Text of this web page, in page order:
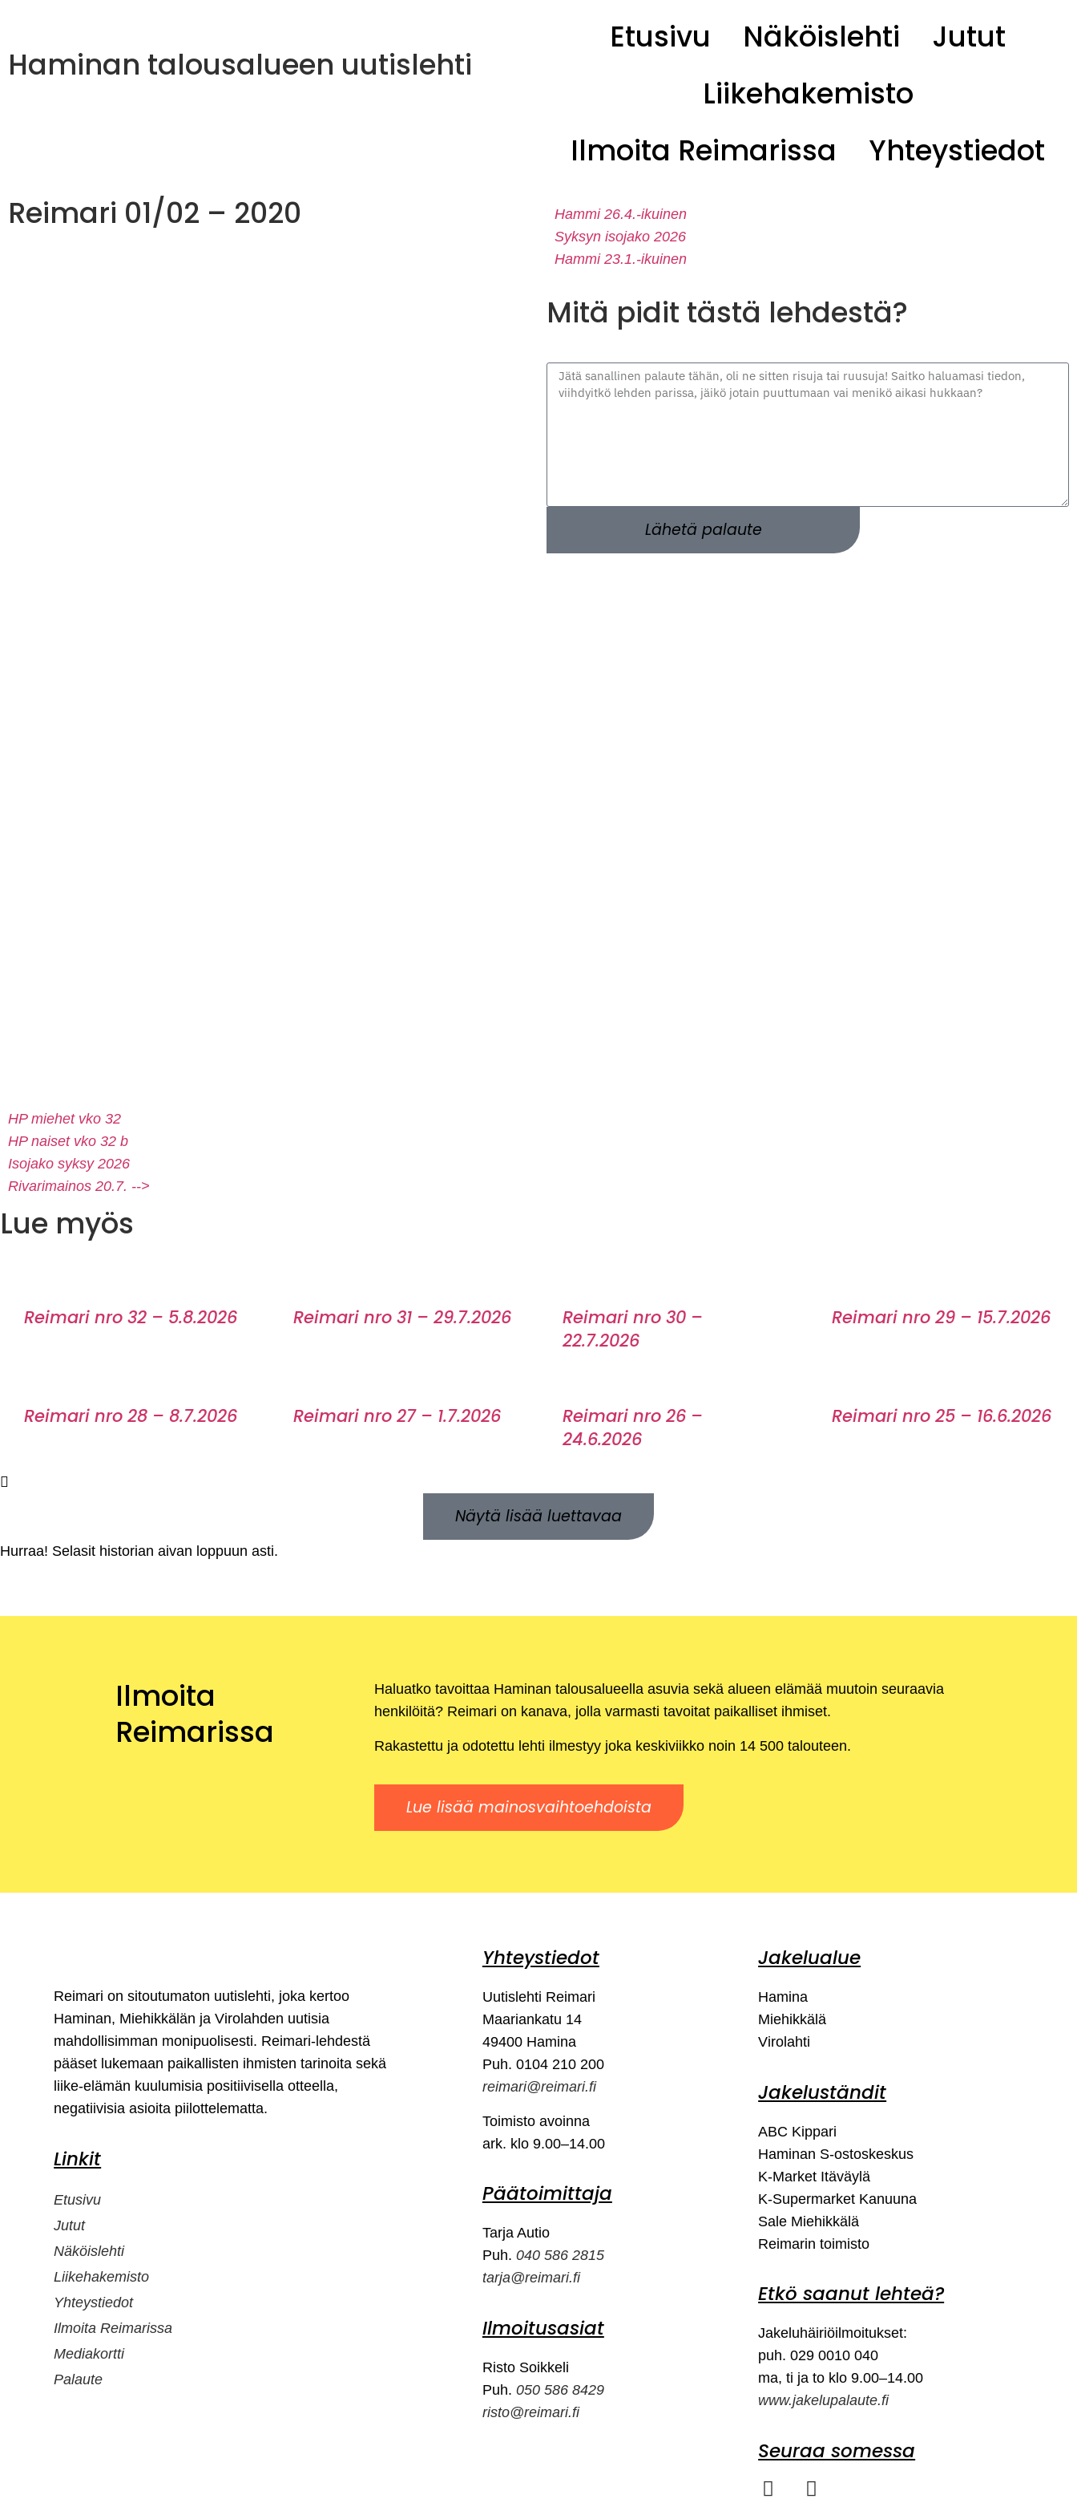
Haminan talousalueen uutislehti
Etusivu Näköislehti
Jutut
Liikehakemisto
Ilmoita Reimarissa
Yhteystiedot
Reimari 01/02 – 2020
Hammi 26.4.-ikuinen
Syksyn isojako 2026
Hammi 23.1.-ikuinen
Mitä pidit tästä lehdestä?
Lähetä palaute
HP miehet vko 32
HP naiset vko 32 b
Isojako syksy 2026
Rivarimainos 20.7. -->
Lue myös
Reimari nro 32 – 5.8.2026 Reimari nro 31 – 29.7.2026
Reimari nro 30 –
22.7.2026
Reimari nro 29 – 15.7.2026
Reimari nro 28 – 8.7.2026 Reimari nro 27 – 1.7.2026
Reimari nro 26 –
24.6.2026
Reimari nro 25 – 16.6.2026
Näytä lisää luettavaa
Hurraa! Selasit historian aivan loppuun asti.
Ilmoita
Reimarissa
Haluatko tavoittaa Haminan talousalueella asuvia sekä alueen elämää muutoin seuraavia
henkilöitä? Reimari on kanava, jolla varmasti tavoitat paikalliset ihmiset.
Rakastettu ja odotettu lehti ilmestyy joka keskiviikko noin 14 500 talouteen.
Lue lisää mainosvaihtoehdoista
Reimari on sitoutumaton uutislehti, joka kertoo
Haminan, Miehikkälän ja Virolahden uutisia
mahdollisimman monipuolisesti. Reimari-lehdestä
pääset lukemaan paikallisten ihmisten tarinoita sekä
liike-elämän kuulumisia positiivisella otteella,
negatiivisia asioita piilottelematta.
Linkit
Etusivu
Jutut
Näköislehti
Liikehakemisto
Yhteystiedot
Ilmoita Reimarissa
Mediakortti
Palaute
Yhteystiedot
Uutislehti Reimari
Maariankatu 14
49400 Hamina
Puh. 0104 210 200
reimari@reimari.fi
Toimisto avoinna
ark. klo 9.00–14.00
Päätoimittaja
Tarja Autio
Puh. 040 586 2815
tarja@reimari.fi
Ilmoitusasiat
Risto Soikkeli
Puh. 050 586 8429
risto@reimari.fi
Jakelualue
Hamina
Miehikkälä
Virolahti
Jakeluständit
ABC Kippari
Haminan S-ostoskeskus
K-Market Itäväylä
K-Supermarket Kanuuna
Sale Miehikkälä
Reimarin toimisto
Etkö saanut lehteä?
Jakeluhäiriöilmoitukset:
puh. 029 0010 040
ma, ti ja to klo 9.00–14.00
www.jakelupalaute.fi
Seuraa somessa